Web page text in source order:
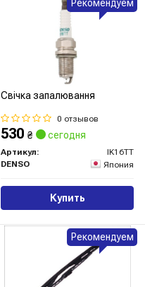
Свічка запалювання
0 отзывов
530 ₴ сегодня
Артикул:
IK16TT
DENSO
Япония
Купить
Рекомендуем
Рекомендуем